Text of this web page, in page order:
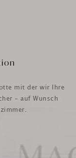
mit der wir Ihre
- auf Wunsch